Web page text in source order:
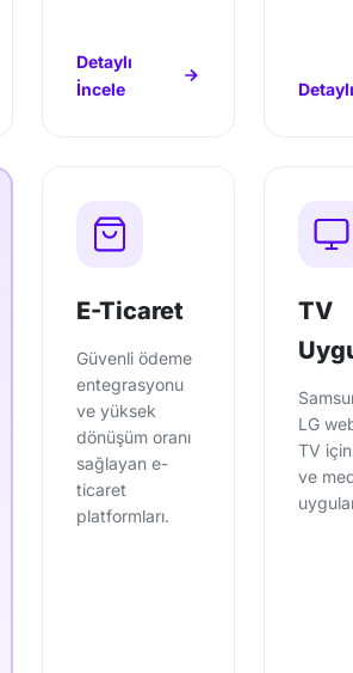
Detaylı
İncele
E-Ticaret
Güvenli ödeme
entegrasyonu
ve yüksek
dönüşüm oranı
sağlayan e-
ticaret
platformları.
TV
LG
TV
ve